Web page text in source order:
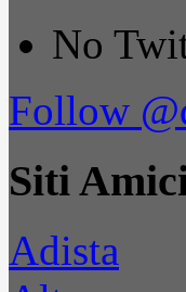
No
Follow
Siti
Adista